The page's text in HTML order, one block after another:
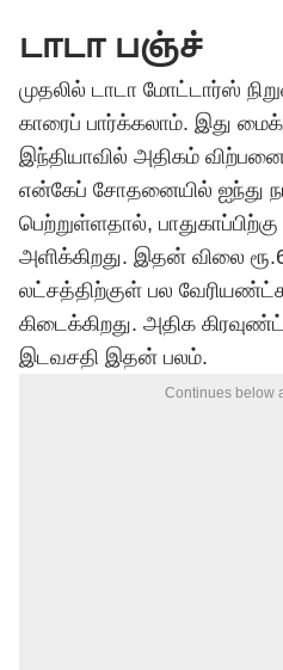
டாடா பஞ்ச்
முதலில் டாடா மோட்டார்ஸ்
காரைப் பார்க்கலாம். இது
இந்தியாவில் அதிகம்
என்கேப் சோதனையில் ஐந்து
பெற்றுள்ளதால்,
அளிக்கிறது. இதன் விலை
லட்சத்திற்குள் பல
கிடைக்கிறது. அதிக
இடவசதி இதன் பலம்.
Continues below